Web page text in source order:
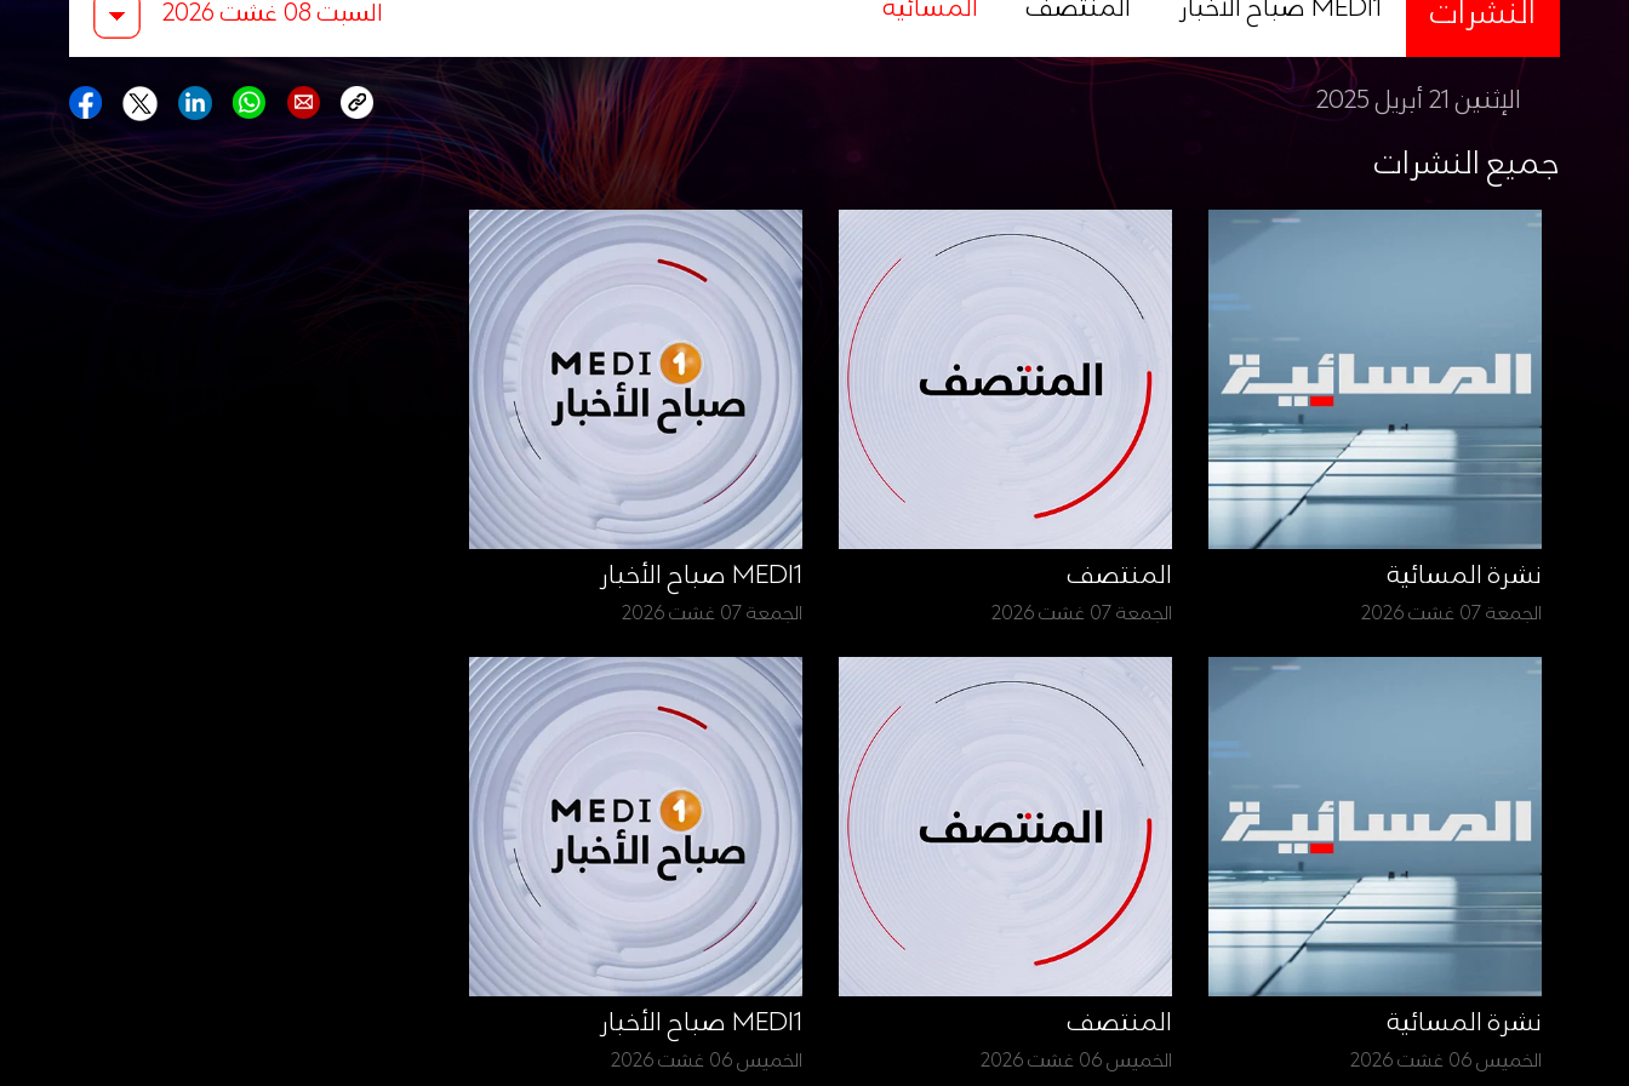
المسائية المنتصف صباح الأخبار MEDI1 النشرات
الإثنين 21 أبريل 2025
جميع النشرات
نشرة المسائية
الجمعة 07 غشت 2026
المنتصف
الجمعة 07 غشت 2026
MEDI1 صباح الأخبار
الجمعة 07 غشت 2026
نشرة المسائية
الخميس 06 غشت 2026
المنتصف
الخميس 06 غشت 2026
MEDI1 صباح الأخبار
الخميس 06 غشت 2026